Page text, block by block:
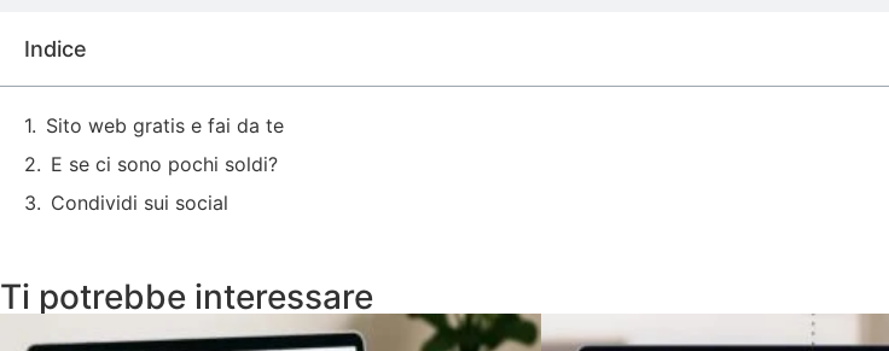
Indice
Sito web gratis e fai da te
E se ci sono pochi soldi?
Condividi sui social
Ti potrebbe interessare